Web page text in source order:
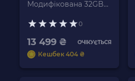
Модифікована 32GB
Вбудованих Ігор Б/У
0
13 499 ₴ ОЧІКУЄТЬСЯ
Кешбек 404 ₴